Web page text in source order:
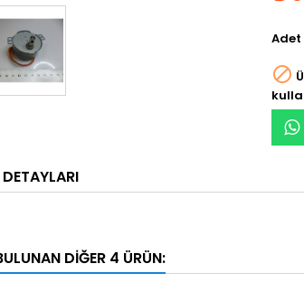
Adet

DIĞER 4 ÜRÜN: